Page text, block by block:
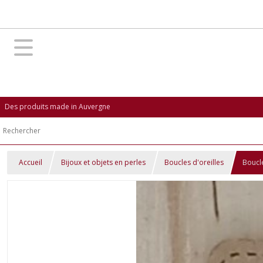
Des produits made in Auvergne
Accueil Bijoux et objets en perles Boucles d'oreilles